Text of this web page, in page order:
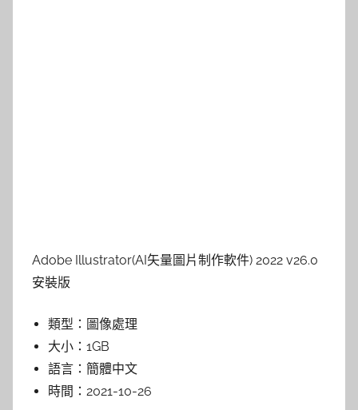
Adobe Illustrator(AI矢量圖片制作軟件) 2022 v26.0
安裝版
類型： 圖像處理
大小： 1GB
語言： 簡體中文
時間： 2021-10-26